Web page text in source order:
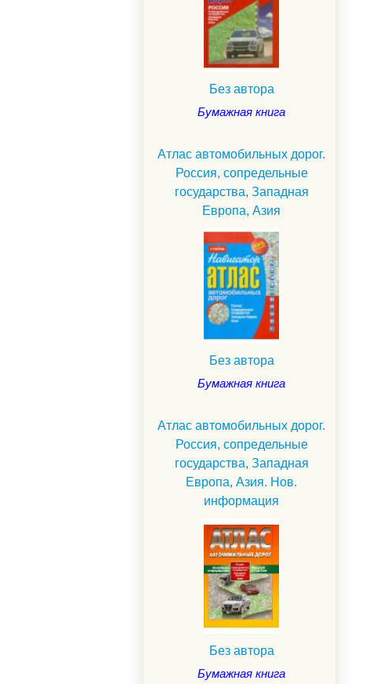
Без автора
Бумажная книга
Атлас автомобильных дорог.
Россия, сопредельные
государства, Западная
Европа, Азия
Без автора
Бумажная книга
Атлас автомобильных дорог.
Россия, сопредельные
государства, Западная
Европа, Азия. Нов.
информация
Без автора
Бумажная книга